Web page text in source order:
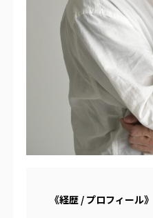
《経歴 / プロフィール》